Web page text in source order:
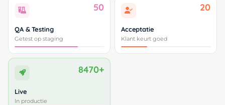
50
QA & Testing
Getest op staging
20
Acceptatie
Klant keurt goed
8470+
Live
In productie